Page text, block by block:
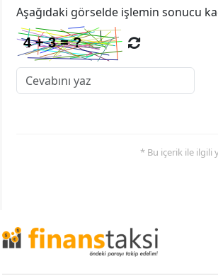
Aşağıdaki görselde işlemin sonucu
* Bu içerik ile ilgili